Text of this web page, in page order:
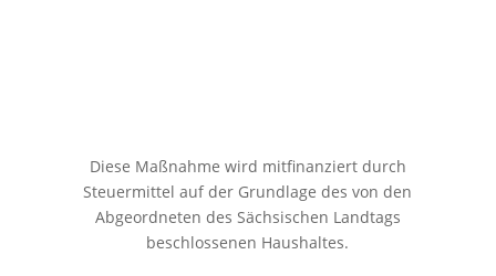
Diese Maßnahme wird mitfinanziert durch
Steuermittel auf der Grundlage des von den
Abgeordneten des Sächsischen Landtags
beschlossenen Haushaltes.